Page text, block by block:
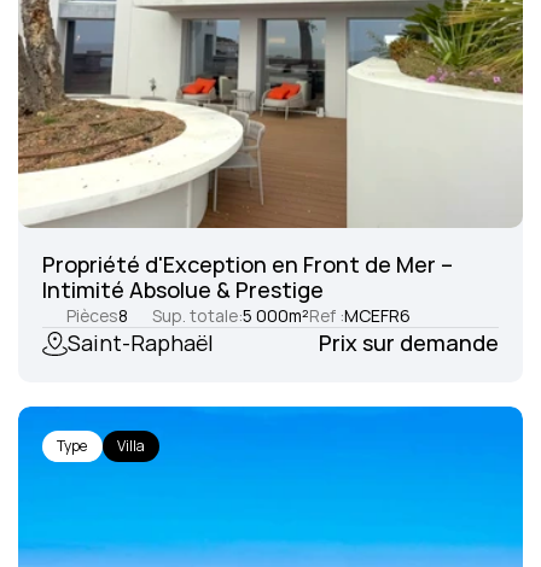
Propriété d'Exception en Front de Mer –
Intimité Absolue & Prestige
Pièces8 Sup. totale:5 000m²Ref :MCEFR6
Saint-Raphaël Prix sur demande
Type Villa